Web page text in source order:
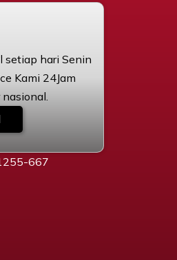
setiap hari Senin
Kami 24Jam
667